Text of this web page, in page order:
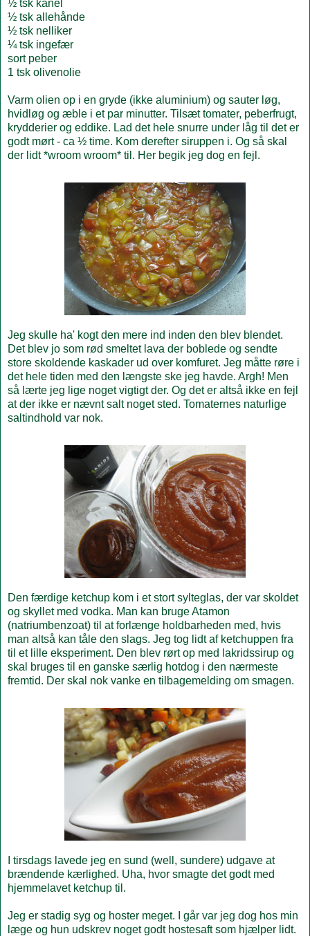
½ tsk kanel
½ tsk allehånde
½ tsk nelliker
¼ tsk ingefær
sort peber
1 tsk olivenolie
Varm olien op i en gryde (ikke aluminium) og sauter løg,
hvidløg og æble i et par minutter. Tilsæt tomater, peberfrugt,
krydderier og eddike. Lad det hele snurre under låg til det er
godt mørt - ca ½ time. Kom derefter siruppen i. Og så skal
der lidt *wroom wroom* til. Her begik jeg dog en fejl.
Jeg skulle ha' kogt den mere ind inden den blev blendet.
Det blev jo som rød smeltet lava der boblede og sendte
store skoldende kaskader ud over komfuret. Jeg måtte røre i
det hele tiden med den længste ske jeg havde. Argh! Men
så lærte jeg lige noget vigtigt der. Og det er altså ikke en fejl
at der ikke er nævnt salt noget sted. Tomaternes naturlige
saltindhold var nok.
Den færdige ketchup kom i et stort sylteglas, der var skoldet
og skyllet med vodka. Man kan bruge Atamon
(natriumbenzoat) til at forlænge holdbarheden med, hvis
man altså kan tåle den slags. Jeg tog lidt af ketchuppen fra
til et lille eksperiment. Den blev rørt op med lakridssirup og
skal bruges til en ganske særlig hotdog i den nærmeste
fremtid. Der skal nok vanke en tilbagemelding om smagen.
I tirsdags lavede jeg en sund (well, sundere) udgave at
brændende kærlighed. Uha, hvor smagte det godt med
hjemmelavet ketchup til.
Jeg er stadig syg og hoster meget. I går var jeg dog hos min
læge og hun udskrev noget godt hostesaft som hjælper lidt.